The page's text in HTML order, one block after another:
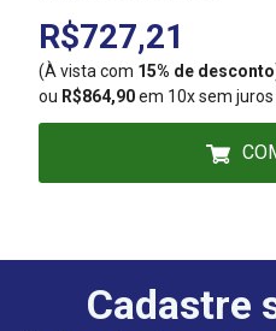
R$727,21
(À vista com 15% de desconto
ou R$864,90em 10x sem juros
Cadastre